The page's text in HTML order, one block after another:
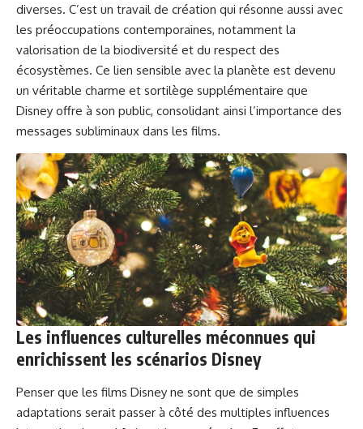
diverses. C’est un travail de création qui résonne aussi avec
les préoccupations contemporaines, notamment la
valorisation de la biodiversité et du respect des
écosystèmes. Ce lien sensible avec la planète est devenu
un véritable charme et sortilège supplémentaire que
Disney offre à son public, consolidant ainsi l’importance des
messages subliminaux dans les films.
Les influences culturelles méconnues qui
enrichissent les scénarios Disney
Penser que les films Disney ne sont que de simples
adaptations serait passer à côté des multiples influences